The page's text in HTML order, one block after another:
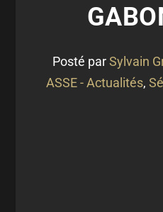
Posté parSylvain
ASSE - Actualités,